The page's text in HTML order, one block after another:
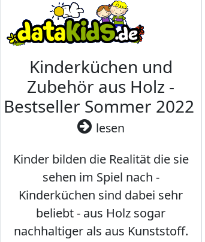
Kinderküchen und
Zubehör aus Holz -
Bestseller Sommer 2022
lesen
Kinder bilden die Realität die sie
sehen im Spiel nach -
Kinderküchen sind dabei sehr
beliebt - aus Holz sogar
nachhaltiger als aus Kunststoff.